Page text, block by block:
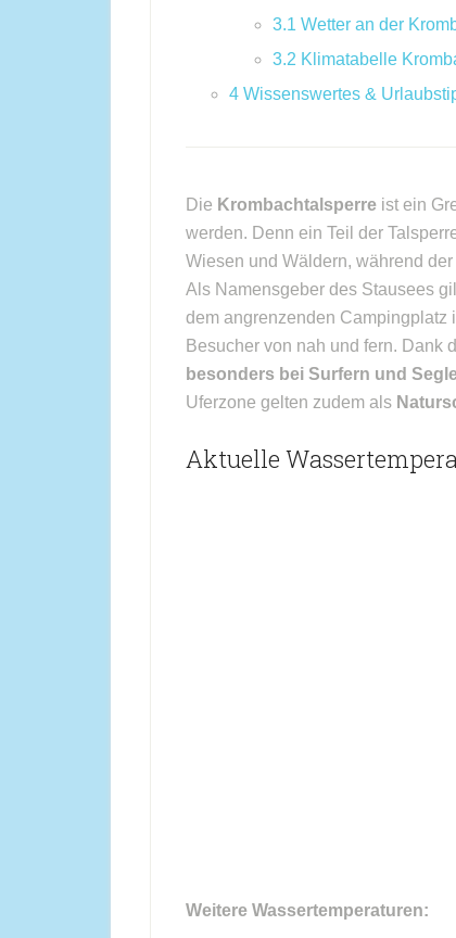
3.1 Wetter an der
3.2 Klimatabelle
4 Wissenswertes &
Die Krombachtalsperre ist ein
werden. Denn ein Teil der
Wiesen und Wäldern, während
Als Namensgeber des Stausees
dem angrenzenden
Besucher von nah und fern. Dank
besonders bei Surfern und
Uferzone gelten zudem als
Aktuelle
Weitere Wassertemperaturen: